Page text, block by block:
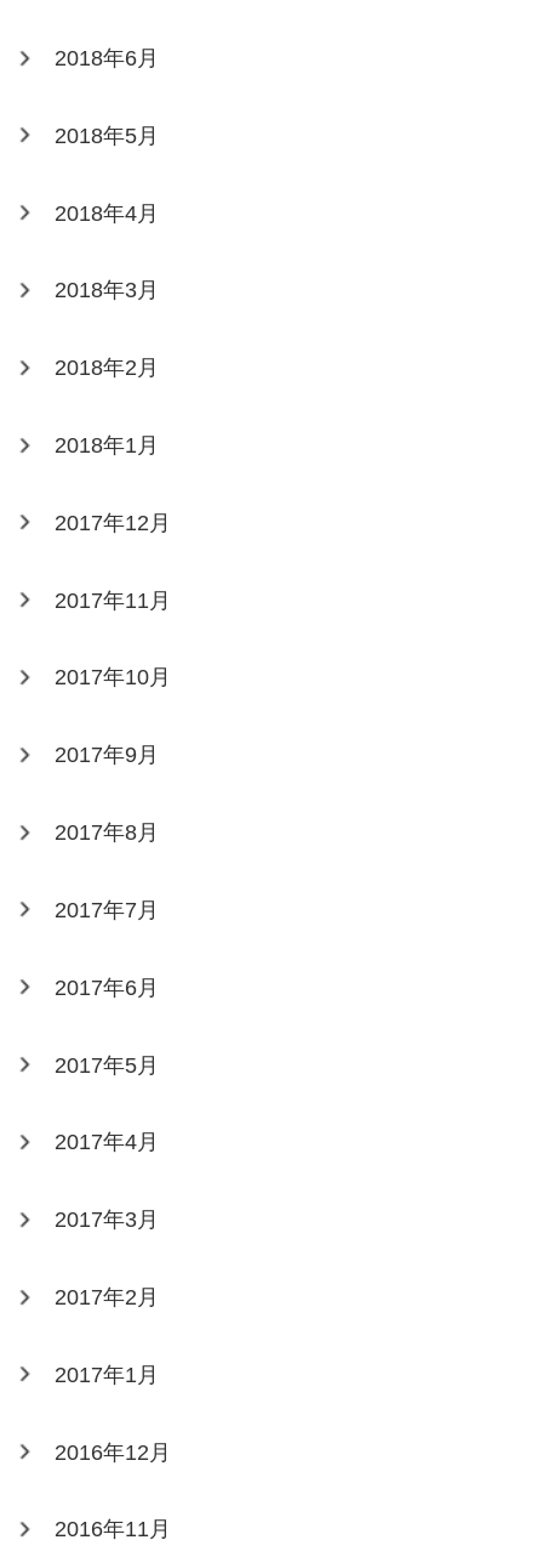
2018年6月
2018年5月
2018年4月
2018年3月
2018年2月
2018年1月
2017年12月
2017年11月
2017年10月
2017年9月
2017年8月
2017年7月
2017年6月
2017年5月
2017年4月
2017年3月
2017年2月
2017年1月
2016年12月
2016年11月